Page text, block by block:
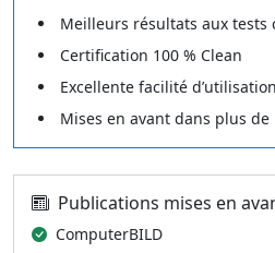
Meilleurs résultats aux tests
Certification 100 % Clean
Excellente facilité d’utilisation
Mises en avant dans plus
Publications mises en
ComputerBILD